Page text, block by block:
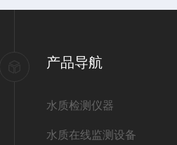
产品导航
水质检测仪器
水质在线监测设备